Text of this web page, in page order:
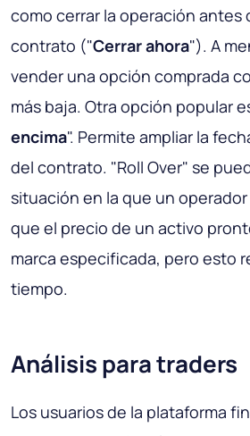
como cerrar la operación antes
contrato ("Cerrar ahora"). A
vender una opción comprada
más baja. Otra opción popular
encima". Permite ampliar la
del contrato. "Roll Over" se
situación en la que un
que el precio de un activo
marca especificada, pero esto
tiempo.
Análisis para traders
Los usuarios de la plataforma